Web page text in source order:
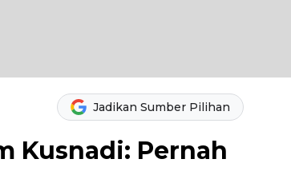
Jadikan Sumber Pilihan
Kusnadi: Pernah